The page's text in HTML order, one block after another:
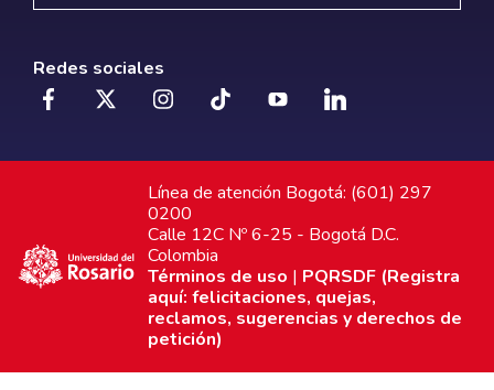
Redes sociales
Línea de atención Bogotá: (601) 297
0200
Calle 12C Nº 6-25 - Bogotá D.C.
Colombia
Términos de uso | PQRSDF (Registra
aquí: felicitaciones, quejas,
reclamos, sugerencias y derechos de
petición)